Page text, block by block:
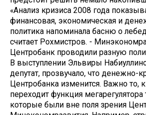
«Анализ кризиса 2008 года
финансовая, экономическая и
политика напоминала басню о
считает Рохмистров. -
Центробанк проводили разную
В выступлении Эльвиры
депутат, прозвучало, что денежно-
Центробанка изменится. Важно то,
переходит функция мегарегулятора
которые были вне поля зрения